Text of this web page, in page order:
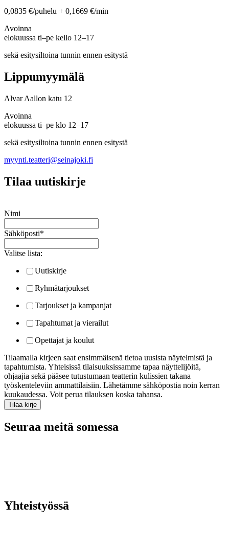
0,0835 €/puhelu + 0,1669 €/min
Avoinna
elokuussa ti–pe kello 12–17
sekä esitysiltoina tunnin ennen esitystä
Lippumyymälä
Alvar Aallon katu 12
Avoinna
elokuussa ti–pe klo 12–17
sekä esitysiltoina tunnin ennen esitystä
myynti.teatteri@seinajoki.fi
Tilaa uutiskirje
Nimi
Sähköposti*
Valitse lista:
Uutiskirje
Ryhmätarjoukset
Tarjoukset ja kampanjat
Tapahtumat ja vierailut
Opettajat ja koulut
Tilaamalla kirjeen saat ensimmäisenä tietoa uusista näytelmistä ja
tapahtumista. Yhteisissä tilaisuuksissamme tapaa näyttelijöitä,
ohjaajia sekä pääsee tutustumaan teatterin kulissien takana
työskenteleviin ammattilaisiin. Lähetämme sähköpostia noin kerran
kuukaudessa. Voit perua tilauksen koska tahansa.
Seuraa meitä somessa
Yhteistyössä